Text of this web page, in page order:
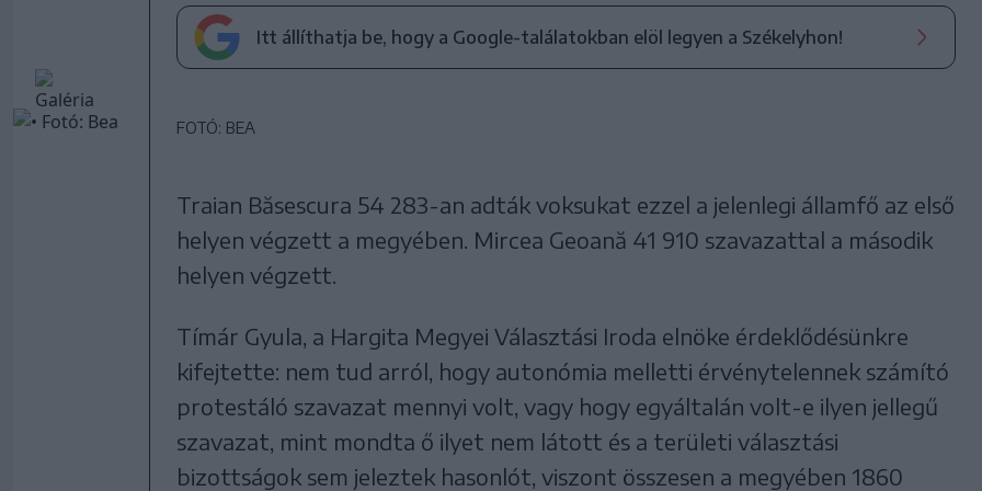
Itt állíthatja be, hogy a Google-találatokban elöl legyen a Székelyhon!
FOTÓ: BEA
Traian Băsescura 54 283-an adták voksukat ezzel a jelenlegi államfő az első
helyen végzett a megyében. Mircea Geoană 41 910 szavazattal a második
helyen végzett.
Tímár Gyula, a Hargita Megyei Választási Iroda elnöke érdeklődésünkre
kifejtette: nem tud arról, hogy autonómia melletti érvénytelennek számító
protestáló szavazat mennyi volt, vagy hogy egyáltalán volt-e ilyen jellegű
szavazat, mint mondta ő ilyet nem látott és a területi választási
bizottságok sem jeleztek hasonlót, viszont összesen a megyében 1860